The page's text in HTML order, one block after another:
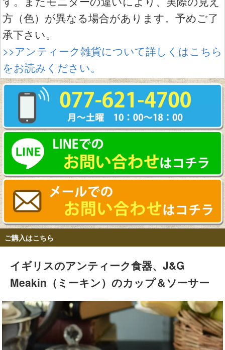
方（色）が異なる場合があります。予めご了
承下さい。
>>アンティーク雑貨について詳しくはこちら
をお読みください。
ご購入はこちら
イギリスのアンティーク食器、J&G
Meakin（ミーキン）のカップ＆ソーサー